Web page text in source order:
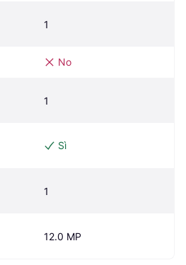
1
No
1
Sì
1
12.0 MP